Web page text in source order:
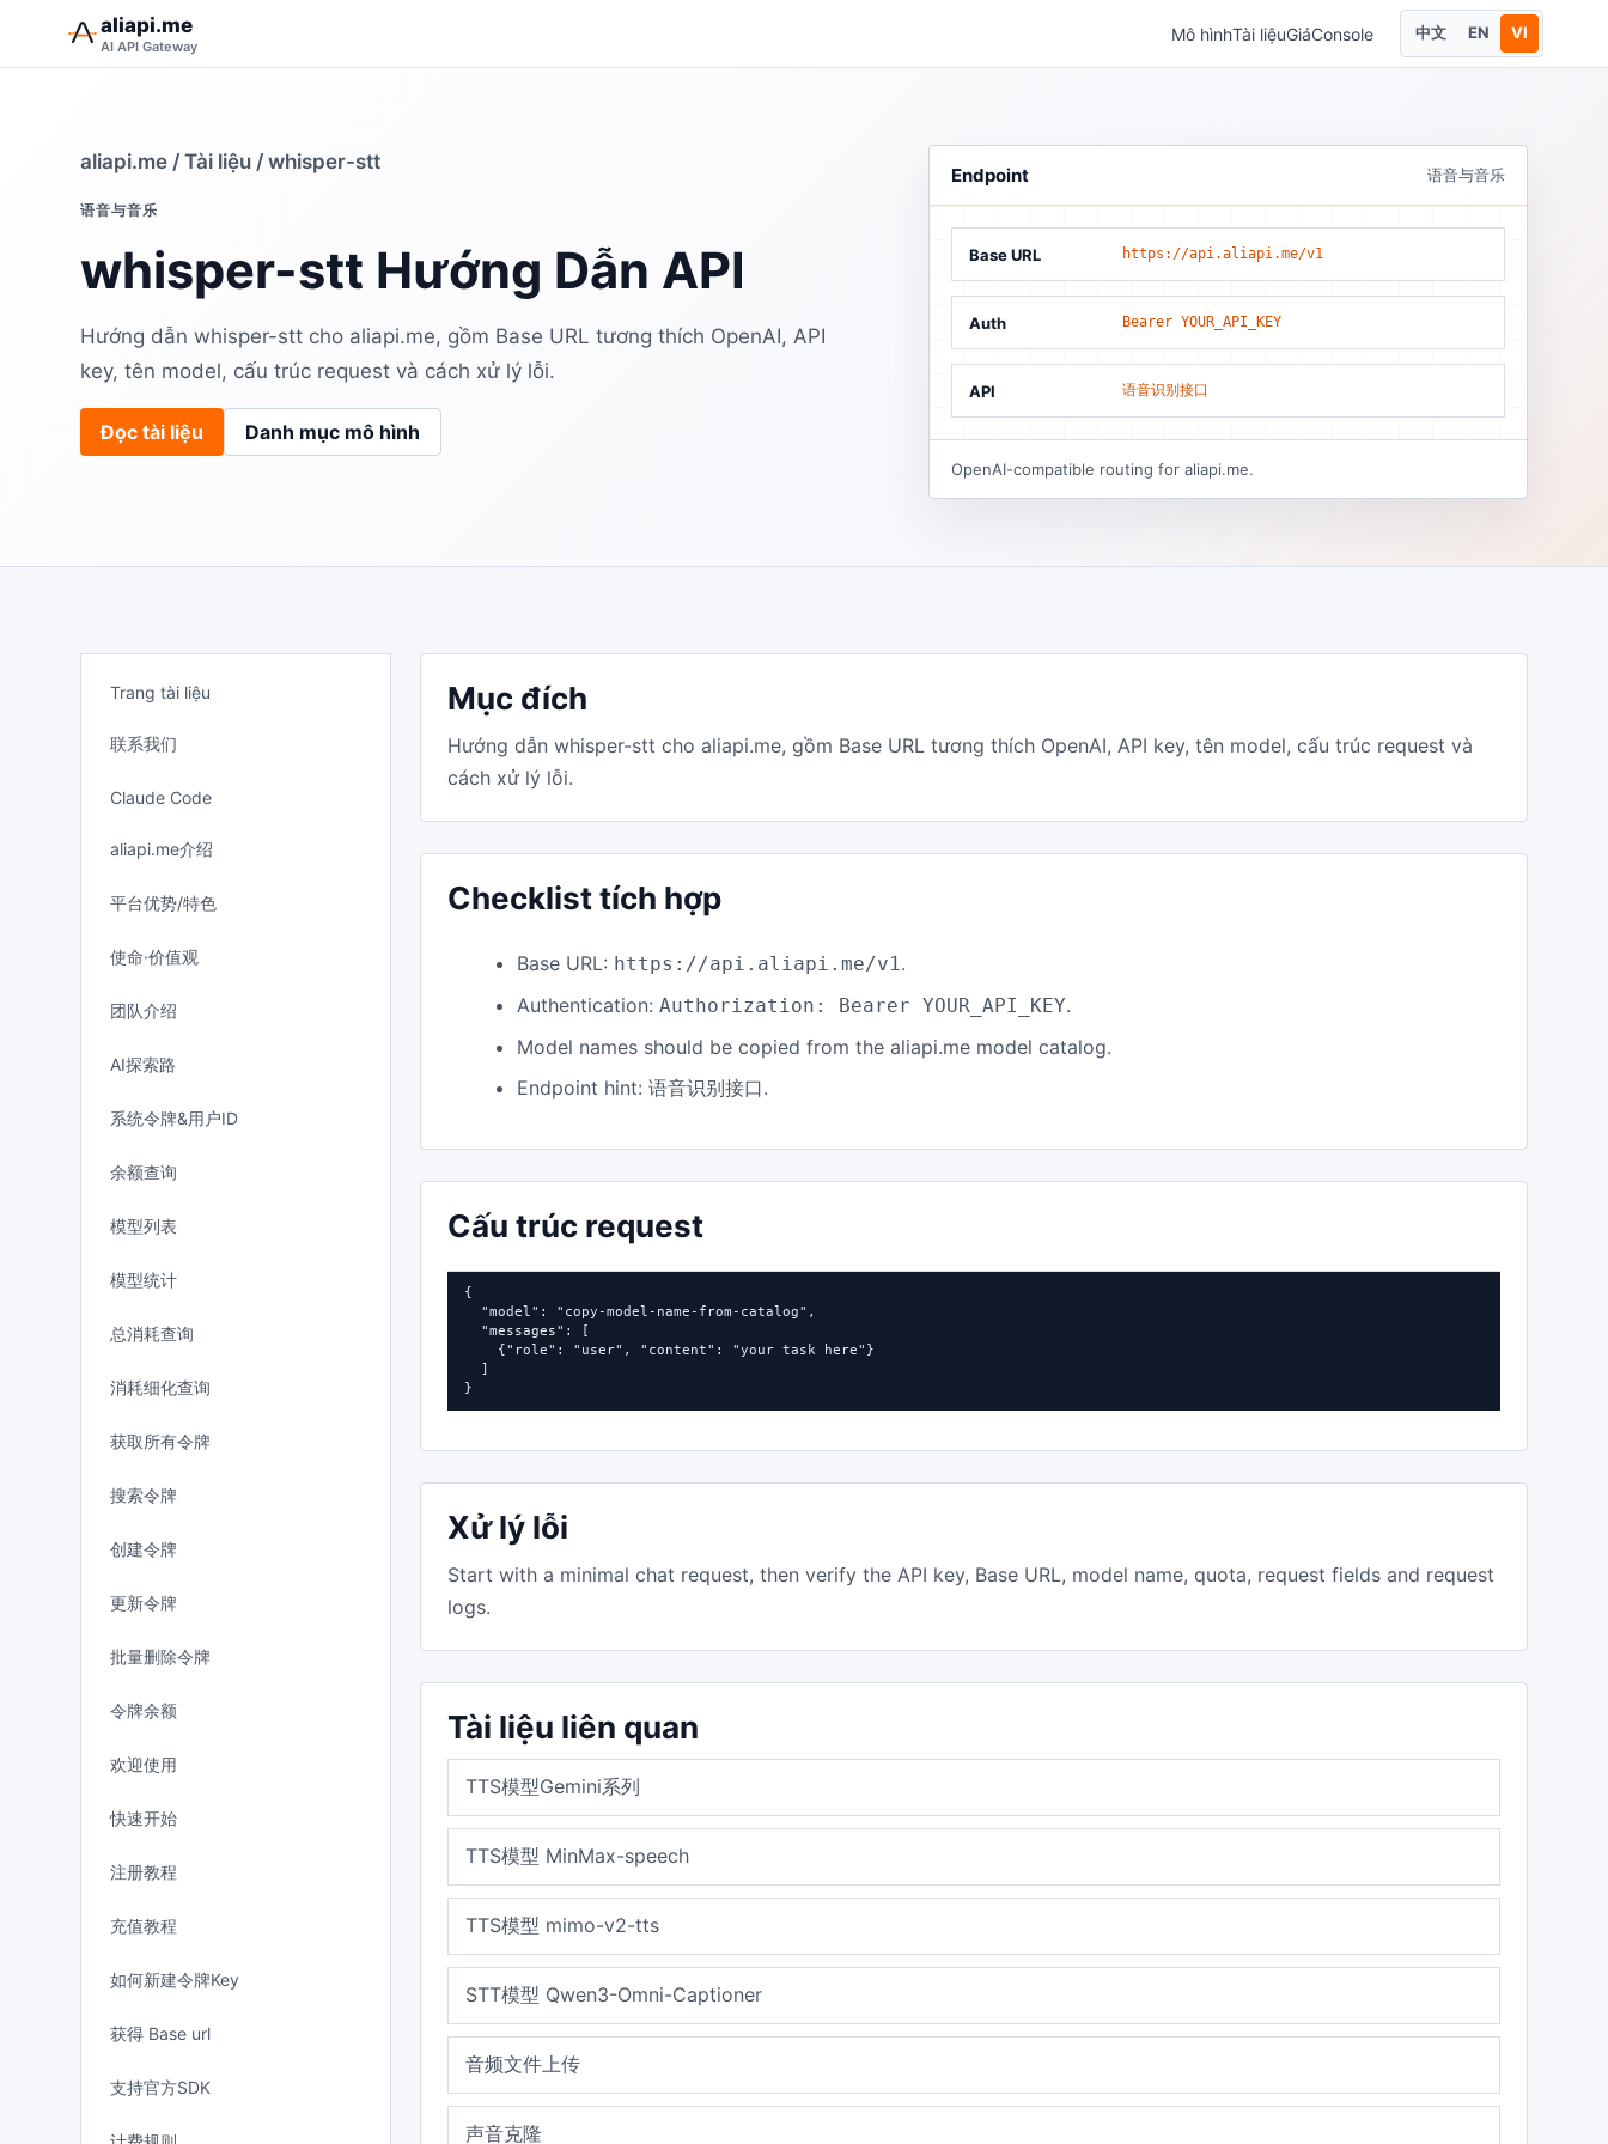
aliapi.me
AI API Gateway
Mô hìnhTài liệuGiáConsole 中文 EN VI
aliapi.me /Tài liệu / whisper-stt
语音与音乐
whisper-stt Hướng Dẫn API
Hướng dẫn whisper-stt cho aliapi.me, gồm Base URL tương thích OpenAI, API
key, tên model, cấu trúc request và cách xử lý lỗi.
Đọc tài liệu Danh mục mô hình
Endpoint 语音与音乐
Base URL https://api.aliapi.me/v1
Auth Bearer YOUR_API_KEY
API 语音识别接口
OpenAI-compatible routing for aliapi.me.
Trang tài liệu
联系我们
Claude Code
aliapi.me介绍
平台优势/特色
使命·价值观
团队介绍
AI探索路
系统令牌&用户ID
余额查询
模型列表
模型统计
总消耗查询
消耗细化查询
获取所有令牌
搜索令牌
创建令牌
更新令牌
批量删除令牌
令牌余额
欢迎使用
快速开始
注册教程
充值教程
如何新建令牌Key
获得 Base url
支持官方SDK
Mục đích
Hướng dẫn whisper-stt cho aliapi.me, gồm Base URL tương thích OpenAI, API key, tên model, cấu trúc request và
cách xử lý lỗi.
Checklist tích hợp
Base URL: https://api.aliapi.me/v1.
Authentication:Authorization: Bearer YOUR_API_KEY.
Model names should be copied from the aliapi.me model catalog.
Endpoint hint:语音识别接口.
Cấu trúc request
{
  "model": "copy-model-name-from-catalog",
  "messages": [
    {"role": "user", "content": "your task here"}
  ]
}
Xử lý lỗi
Start with a minimal chat request, then verify the API key, Base URL, model name, quota, request fields and request
logs.
Tài liệu liên quan
TTS模型Gemini系列
TTS模型 MinMax-speech
TTS模型 mimo-v2-tts
STT模型 Qwen3-Omni-Captioner
音频文件上传
声音克隆